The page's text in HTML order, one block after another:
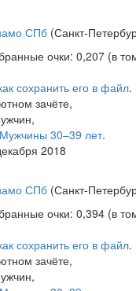
СПб (Санкт-
очки: 0,207 (в
сохранить его в файл.
зачёте,
Мужчины 30–39 лет.
2018
СПб (Санкт-
очки: 0,394 (в
сохранить его в файл.
зачёте,